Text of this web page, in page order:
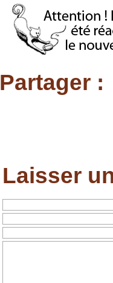
Partager :
Laisser